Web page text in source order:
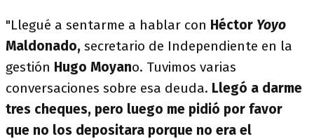
"Llegué a sentarme a hablar con Héctor Yoyo
Maldonado, secretario de Independiente en la
gestión Hugo Moyano. Tuvimos varias
conversaciones sobre esa deuda. Llegó a darme
tres cheques, pero luego me pidió por favor
que no los depositara porque no era el